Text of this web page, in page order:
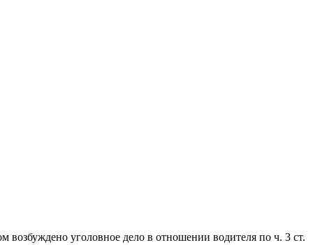
уголовное дело в отношении водителя по ч. 3 ст.